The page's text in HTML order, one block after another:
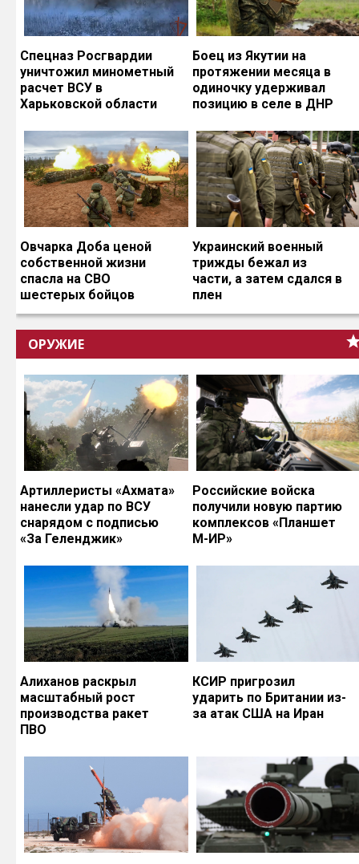
Спецназ Росгвардии
уничтожил минометный
расчет ВСУ в
Харьковской области
Боец из Якутии на
протяжении месяца в
одиночку удерживал
позицию в селе в ДНР
Овчарка Доба ценой
собственной жизни
спасла на СВО
шестерых бойцов
Украинский военный
трижды бежал из
части, а затем сдался в
плен
ОРУЖИЕ
Артиллеристы «Ахмата»
нанесли удар по ВСУ
снарядом с подписью
«За Геленджик»
Российские войска
получили новую партию
комплексов «Планшет
М-ИР»
Алиханов раскрыл
масштабный рост
производства ракет
ПВО
КСИР пригрозил
ударить по Британии из-
за атак США на Иран